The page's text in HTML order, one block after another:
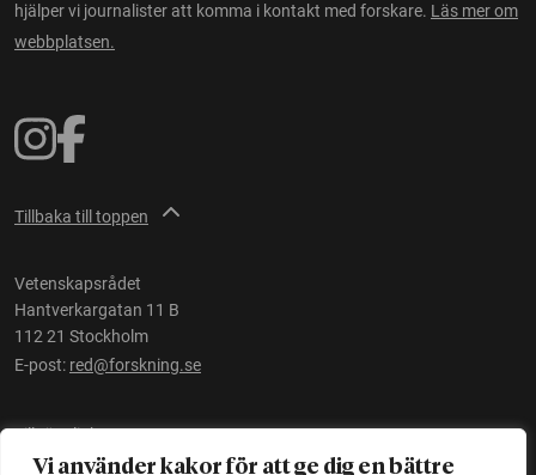
Vi använder kakor för att ge dig en bättre
hjälper vi journalister att komma i kontakt med forskare. Läs mer om
webbplatsen.
Tillbaka till toppen
Vetenskapsrådet
Hantverkargatan 11 B
112 21 Stockholm
E-post: red@forskning.se
Tillgänglighet